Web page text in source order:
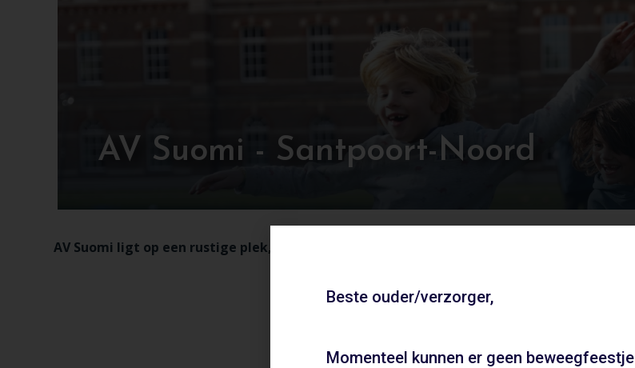
AV Suomi - Santpoort-Noord
AV Suomi ligt op een rustige plek, vlakbij Santpoort-Noord. Deze locatie is de ideale plek
Beste ouder/verzorger,
Momenteel kunnen er geen